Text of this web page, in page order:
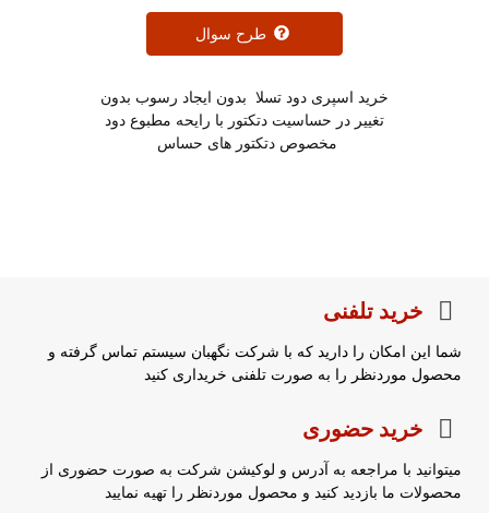
طرح سوال
خرید اسپری دود تسلا بدون ایجاد رسوب بدون
تغییر در حساسیت دتکتور با رایحه مطبوع دود
مخصوص دتکتور های حساس
خرید تلفنی
شما این امکان را دارید که با شرکت نگهبان سیستم تماس گرفته و
محصول موردنظر را به صورت تلفنی خریداری کنید
خرید حضوری
میتوانید با مراجعه به آدرس و لوکیشن شرکت به صورت حضوری از
محصولات ما بازدید کنید و محصول موردنظر را تهیه نمایید